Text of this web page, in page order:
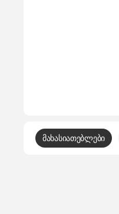
მახასიათებლები